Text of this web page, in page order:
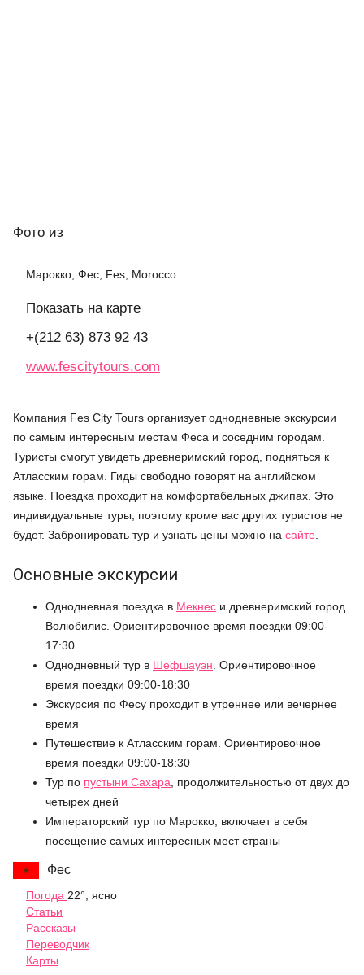
Фото из
Марокко, Фес, Fes, Morocco
Показать на карте
+(212 63) 873 92 43
www.fescitytours.com
Компания Fes City Tours организует однодневные экскурсии
по самым интересным местам Феса и соседним городам
Туристы смогут увидеть древнеримский город, подняться к
Атласским горам. Гиды свободно говорят на английском
языке. Поездка проходит на комфортабельных джипах. Это
индивидуальные туры, поэтому кроме вас других туристов не
будет. Забронировать тур и узнать цены можно на сайте
Основные экскурсии
Однодневная поездка в Мекнес и древнеримский город
Волюбилис. Ориентировочное время поездки 09:00-
17:30
Однодневный тур в Шефшауэн . Ориентировочное
время поездки 09:00-18:30
Экскурсия по Фесу проходит в утреннее или вечернее
время
Путешествие к Атласским горам. Ориентировочное
время поездки 09:00-18:30
Тур по пустыни Сахара , продолжительностью от двух до
четырех дней
Императорский тур по Марокко, включает в себя
посещение самых интересных мест страны
Фес
Погода 22°, ясно
Статьи
Рассказы
Переводчик
Карты